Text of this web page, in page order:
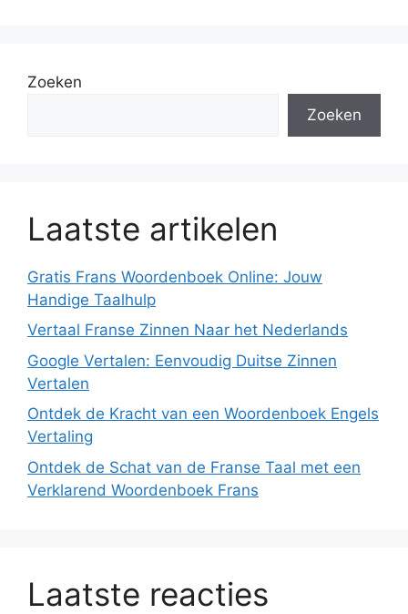
Zoeken
Zoeken
Laatste artikelen
Gratis Frans Woordenboek Online: Jouw
Handige Taalhulp
Vertaal Franse Zinnen Naar het Nederlands
Google Vertalen: Eenvoudig Duitse Zinnen
Vertalen
Ontdek de Kracht van een Woordenboek Engels
Vertaling
Ontdek de Schat van de Franse Taal met een
Verklarend Woordenboek Frans
Laatste reacties